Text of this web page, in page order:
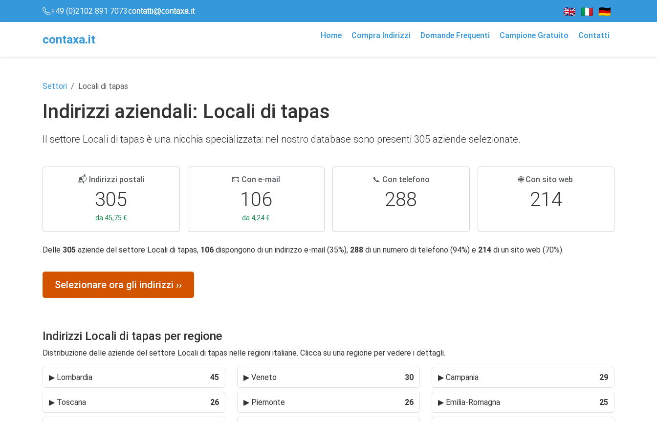
+49 (0)2102 891 7073
contaxa.it Home Compra Indirizzi Domande Frequenti Campione Gratuito Contatti
Settori Locali di tapas
Indirizzi aziendali: Locali di tapas
Il settore Locali di tapas è una nicchia specializzata: nel nostro database sono presenti 305 aziende selezionate.
📬 Indirizzi postali
305
da 45,75 €
📧 Con e-mail
106
da 4,24 €
📞 Con telefono
288
🌐 Con sito web
214
Delle 305 aziende del settore Locali di tapas, 106 dispongono di un indirizzo e-mail (35%), 288 di un numero di telefono (94%) e 214 di un sito web (70%).
Selezionare ora gli indirizzi ››
Indirizzi Locali di tapas per regione
Distribuzione delle aziende del settore Locali di tapas nelle regioni italiane. Clicca su una regione per vedere i dettagli.
▶ Lombardia 45 ▶ Veneto 30 ▶ Campania 29
▶ Toscana 26 ▶ Piemonte 26 ▶ Emilia-Romagna 25